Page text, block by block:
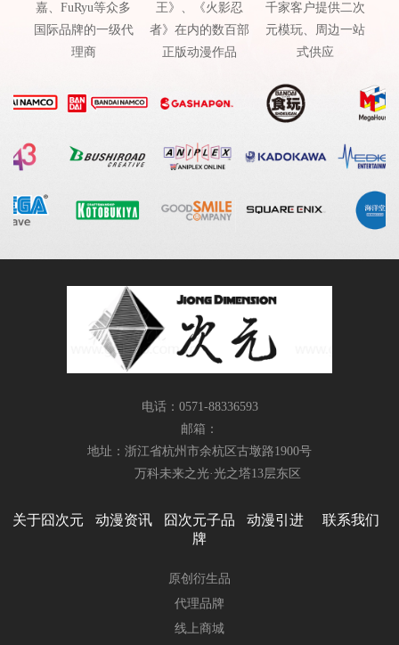
嘉、FuRyu等众多
国际品牌的一级代
理商
王》、《火影忍
者》在内的数百部
正版动漫作品
千家客户提供二次
元模玩、周边一站
式供应
电话：0571-88336593
邮箱：
地址：浙江省杭州市余杭区古墩路1900号
万科未来之光·光之塔13层东区
关于囧次元 动漫资讯
囧次元子品
牌
原创衍生品
代理品牌
线上商城
动漫引进 联系我们